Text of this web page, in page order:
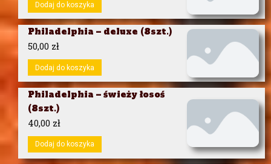
Dodaj do koszyka
Philadelphia – deluxe (8szt.)
50,00 zł
Dodaj do koszyka
Philadelphia – świeży łosoś
(8szt.)
40,00 zł
Dodaj do koszyka